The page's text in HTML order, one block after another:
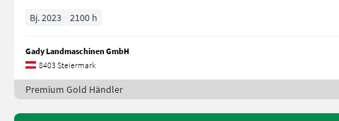
Bj. 2023 2100 h
Gady Landmaschinen GmbH
8403 Steiermark
Premium Gold Händler